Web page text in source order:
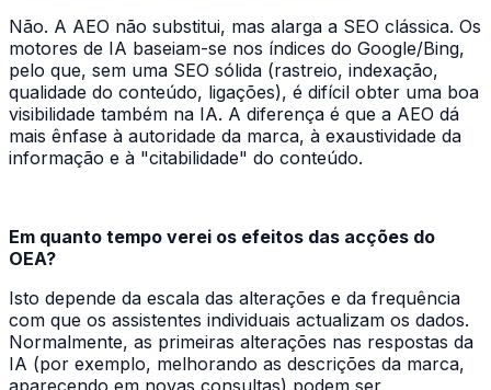
Não. A AEO não substitui, mas alarga a SEO clássica. Os
motores de IA baseiam-se nos índices do Google/Bing,
pelo que, sem uma SEO sólida (rastreio, indexação,
qualidade do conteúdo, ligações), é difícil obter uma boa
visibilidade também na IA. A diferença é que a AEO dá
mais ênfase à autoridade da marca, à exaustividade da
informação e à "citabilidade" do conteúdo.
Em quanto tempo verei os efeitos das acções do
OEA?
Isto depende da escala das alterações e da frequência
com que os assistentes individuais actualizam os dados.
Normalmente, as primeiras alterações nas respostas da
IA (por exemplo, melhorando as descrições da marca,